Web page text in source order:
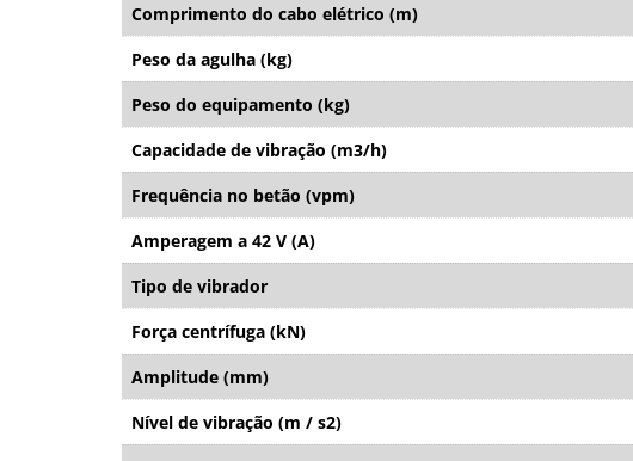
Comprimento do cabo elétrico (m)
Peso da agulha (kg)
Peso do equipamento (kg)
Capacidade de vibração (m3/h)
Frequência no betão (vpm)
Amperagem a 42 V (A)
Tipo de vibrador
Força centrífuga (kN)
Amplitude (mm)
Nível de vibração (m / s2)